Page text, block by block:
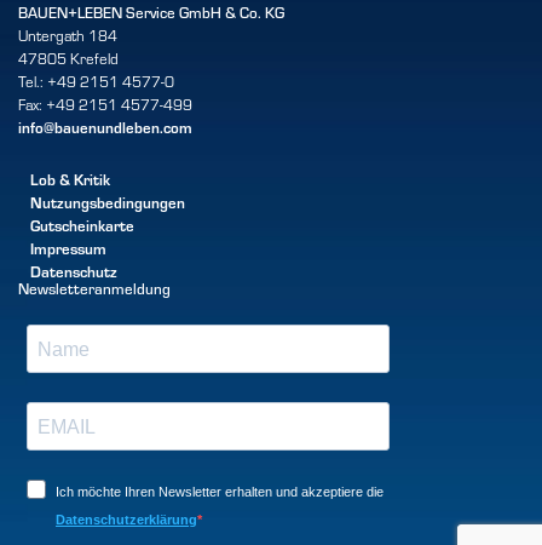
BAUEN+LEBEN Service GmbH & Co. KG
Untergath 184
47805 Krefeld
Tel.: +49 2151 4577-0
Fax: +49 2151 4577-499
info@bauenundleben.com
Lob & Kritik
Nutzungsbedingungen
Gutscheinkarte
Impressum
Datenschutz
Newsletteranmeldung
Ich möchte Ihren Newsletter erhalten und akzeptiere die
Datenschutzerklärung